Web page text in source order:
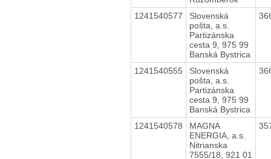
1241540577
Slovenská
pošta, a.s.
Partizánska
cesta 9, 975 99
Banská Bystrica
1241540555
Slovenská
pošta, a.s.
Partizánska
cesta 9, 975 99
Banská Bystrica
1241540578
MAGNA
ENERGIA, a.s.
Nitrianska
7555/18, 921 01